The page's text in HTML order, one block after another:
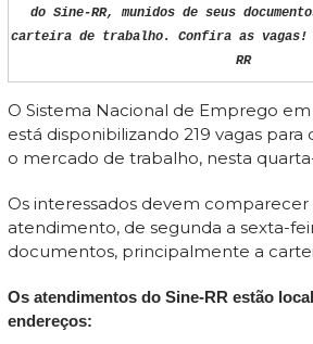
do Sine-RR, munidos de seus
carteira de trabalho. Confira as vagas!
RR
O Sistema Nacional de Emprego em
está disponibilizando 219 vagas para
o mercado de trabalho, nesta
Os interessados devem comparecer
atendimento, de segunda a sexta-
documentos, principalmente a
Os atendimentos do Sine-RR estão
endereços: